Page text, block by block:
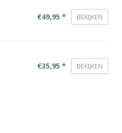
€49,95 * BEKIJKEN
€35,95 * BEKIJKEN